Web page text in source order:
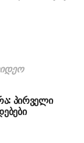
პირველი